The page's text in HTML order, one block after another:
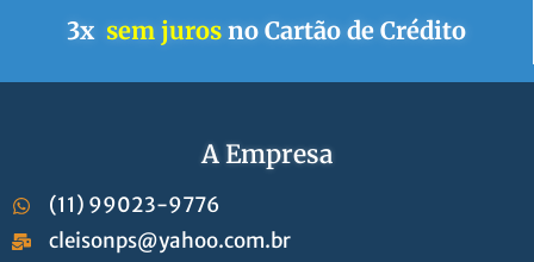
3x sem juros no Cartão de Crédito
A Empresa
(11) 99023-9776
cleisonps@yahoo.com.br